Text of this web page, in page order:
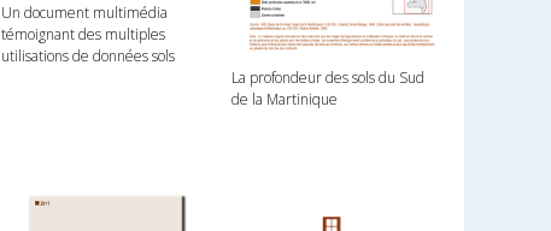
Un document multimédia
témoignant des multiples
utilisations de données sols
La profondeur des sols du Sud
de la Martinique